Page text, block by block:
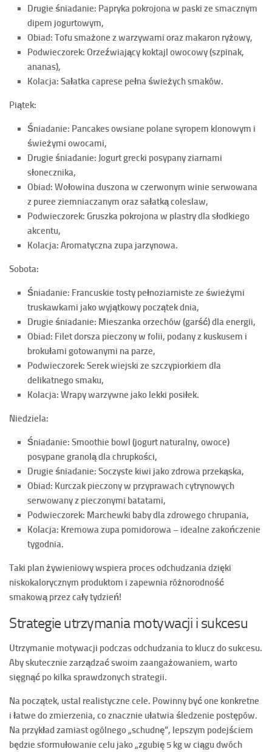
Drugie śniadanie: Papryka pokrojona w paski ze smacznym
dipem jogurtowym,
Obiad: Tofu smażone z warzywami oraz makaron ryżowy,
Podwieczorek: Orzeźwiający koktajl owocowy (szpinak,
ananas),
Kolacja: Sałatka caprese pełna świeżych smaków.
Piątek:
Śniadanie: Pancakes owsiane polane syropem klonowym i
świeżymi owocami,
Drugie śniadanie: Jogurt grecki posypany ziarnami
słonecznika,
Obiad: Wołowina duszona w czerwonym winie serwowana
z puree ziemniaczanym oraz sałatką coleslaw,
Podwieczorek: Gruszka pokrojona w plastry dla słodkiego
akcentu,
Kolacja: Aromatyczna zupa jarzynowa.
Sobota:
Śniadanie: Francuskie tosty pełnoziarniste ze świeżymi
truskawkami jako wyjątkowy początek dnia,
Drugie śniadanie: Mieszanka orzechów (garść) dla energii,
Obiad: Filet dorsza pieczony w folii, podany z kuskusem i
brokułami gotowanymi na parze,
Podwieczorek: Serek wiejski ze szczypiorkiem dla
delikatnego smaku,
Kolacja: Wrapy warzywne jako lekki posiłek.
Niedziela:
Śniadanie: Smoothie bowl (jogurt naturalny, owoce)
posypane granolą dla chrupkości,
Drugie śniadanie: Soczyste kiwi jako zdrowa przekąska,
Obiad: Kurczak pieczony w przyprawach cytrynowych
serwowany z pieczonymi batatami,
Podwieczorek: Marchewki baby dla zdrowego chrupania,
Kolacja: Kremowa zupa pomidorowa – idealne zakończenie
tygodnia.
Taki plan żywieniowy wspiera proces odchudzania dzięki
niskokalorycznym produktom i zapewnia różnorodność
smakowąprzez cały tydzień!
Strategie utrzymania motywacji i sukcesu
Utrzymanie motywacji podczas odchudzania to klucz do sukcesu.
Aby skutecznie zarządzać swoim zaangażowaniem, warto
sięgnąć po kilka sprawdzonych strategii.
Na początek, ustal realistyczne cele. Powinny być one konkretne
i łatwe do zmierzenia, co znacznie ułatwia śledzenie postępów.
Na przykład zamiast ogólnego „schudnę”, lepszym podejściem
będzie sformułowanie celu jako „zgubię 5 kg w ciągu dwóch